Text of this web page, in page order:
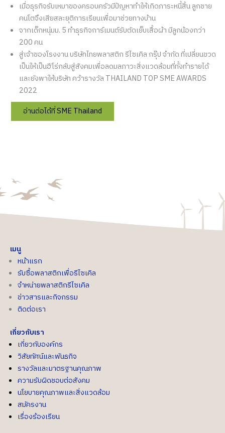
เมื่อธุรกิจรับเหมาของครอบครัวมีปัญหาทำให้เกิดภาระหนี้สิ้น ลูกชาย
คนโตจึงเสียสละยุติการเรียนเพื่อมาช่วยทางบ้าน
จากเด็กหนุ่มม. 5 ทำธุรกิจการ์เมนต์รับตัดเย็บเสื้อผ้า มีลูกน้องกว่า
200 คน
สู่เจ้าของโรงงาน บริษัทไทยพลาสติก รีไซเคิล กรุ๊ป จำกัด ที่เปลี่ยนขวด
เป็นให้เป็นฮีโร่กลับสู่สังคมเพื่อลดมลภาวะสิ่งแวดล้อมที่ทั้งทำรายได้
และยังพาให้บริษัท คว้ารางวัล THAILAND TOP SME AWARDS
2022
อ่านต่อได้ที่ SME Thailand
เมนู
หน้าแรก
รับซื้อพลาสติกเพื่อรีไซเคิล
จำหน่ายพลาสติกรีไซเคิล
ข่าวสารและกิจกรรม
ติดต่อเรา
เกี่ยวกับเรา
เกี่ยวกับองค์กร
วิสัยทัศน์และพันธกิจ
รางวัลและมาตรฐานคุณภาพ
ความรับผิดชอบต่อสังคม
นโยบายคุณภาพและสิ่งแวดล้อม
สมัครงาน
เรื่องร้องเรียน